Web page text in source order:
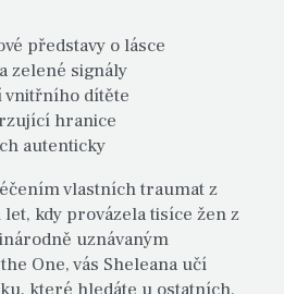
představy o lásce
zelené signály
vnitřního dítěte
hranice
autenticky
vlastních traumat z
kdy provázela tisíce žen z
uznávaným
One, vás Sheleana učí